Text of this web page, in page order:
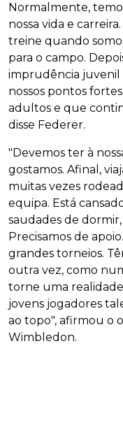
Normalmente,
nossa vida e
treine quando
para o campo.
imprudência juvenil
nossos pontos
adultos e que
disse Federer.
"Devemos ter à
gostamos. Afinal,
muitas vezes
equipa. Está
saudades de
Precisamos de
grandes torneios.
outra vez, como
torne uma
jovens jogadores
ao topo", afirmou o
Wimbledon.